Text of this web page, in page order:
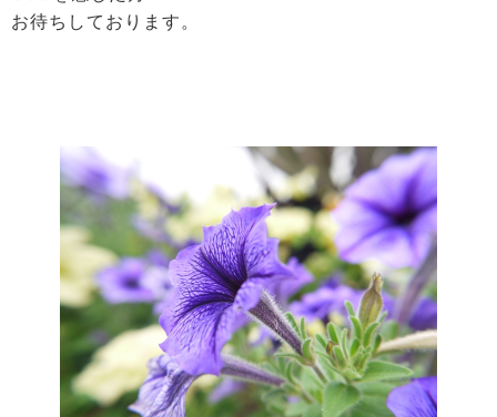
お待ちしております。